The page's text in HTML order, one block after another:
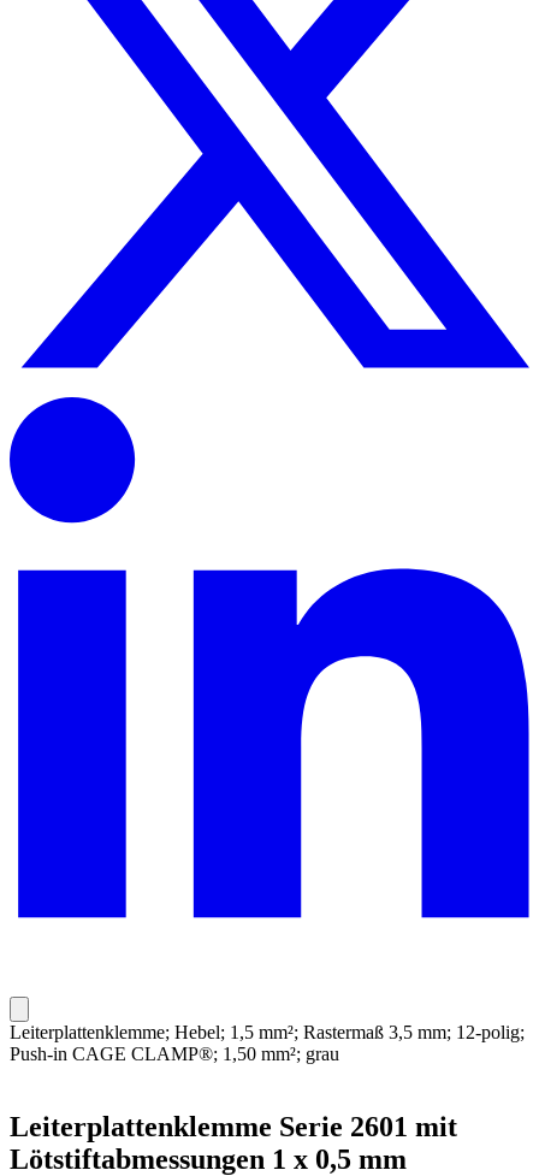
Leiterplattenklemme; Hebel; 1,5 mm²; Rastermaß 3,5 mm; 12-polig;
Push-in CAGE CLAMP®; 1,50 mm²; grau
Leiterplattenklemme Serie 2601 mit
Lötstiftabmessungen 1 x 0,5 mm